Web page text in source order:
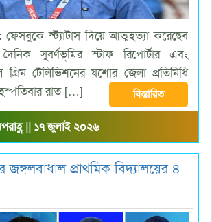
স্ট্যাটাস দিয়ে আত্মহত্যা করেছেব
সুবর্ণভূমির স্টাফ রিপোর্টার এবং
গ্রিন টেলিভিশনের যশোর জেলা প্রতিনিধি
রাত […]
বিস্তারিত
|| ১৭ জুলাই ২০২৬
জঙ্গলবাধাল প্রাথমিক বিদ্যালয়ের ৪